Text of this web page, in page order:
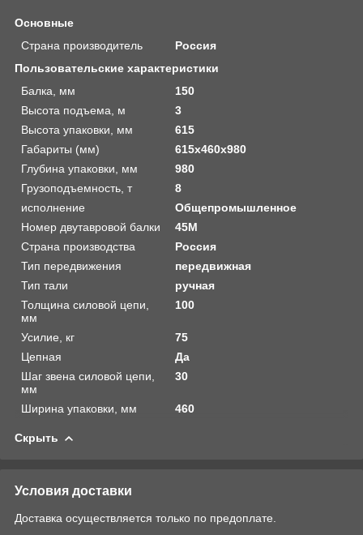
Основные
Страна производитель
Россия
Пользовательские характеристики
Балка, мм
150
Высота подъема, м
3
Высота упаковки, мм
615
Габариты (мм)
615x460x980
Глубина упаковки, мм
980
Грузоподъемность, т
8
исполнение
Общепромышленное
Номер двутавровой балки
45M
Страна производства
Россия
Тип передвижения
передвижная
Тип тали
ручная
Толщина силовой цепи,
мм
100
Усилие, кг
75
Цепная
Да
Шаг звена силовой цепи,
мм
30
Ширина упаковки, мм 460
Скрыть
Условия доставки
Доставка осуществляется только по предоплате.